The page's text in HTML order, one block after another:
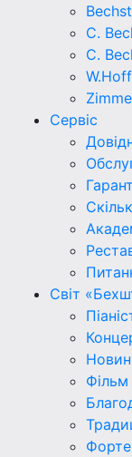
C.
C.
Сервіс
Світ